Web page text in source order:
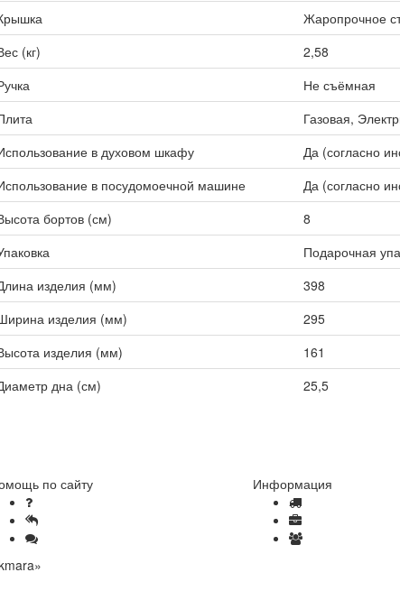
Жаропрочное
(кг)
2,58
Не съёмная
Газовая,
в духовом шкафу
Да (согласно
в посудомоечной машине
Да (согласно
бортов (см)
8
Подарочная
изделия (мм)
398
изделия (мм)
295
изделия (мм)
161
дна (см)
25,5
по сайту
Информация